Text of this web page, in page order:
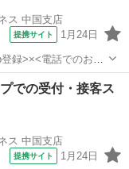
ス 中国支店
提携サイト 1月24日
録>×<電話でのお仕
本情報を入力したら
ー、事務のお仕事も
での受付・接客ス
ス 中国支店
提携サイト 1月24日